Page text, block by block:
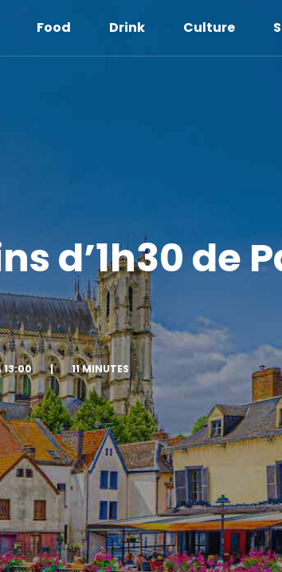
Food Drink Culture
d’1h30 de
13:00 | 11 MINUTES